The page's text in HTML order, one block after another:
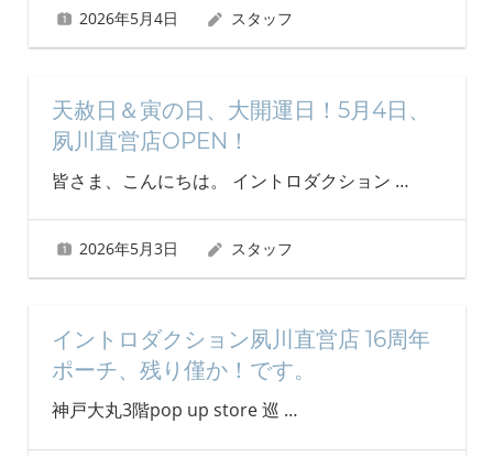
2026年5月4日 スタッフ
天赦日＆寅の日、大開運日！5月4日、
夙川直営店OPEN！
皆さま、こんにちは。 イントロダクション …
2026年5月3日 スタッフ
イントロダクション夙川直営店 16周年
ポーチ、残り僅か！です。
神戸大丸3階pop up store 巡 …